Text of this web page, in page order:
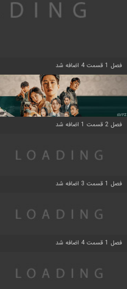
فصل 1 قسمت 4 اضافه شد
فصل 2 قسمت 1 اضافه شد
فصل 1 قسمت 3 اضافه شد
فصل 1 قسمت 4 اضافه شد